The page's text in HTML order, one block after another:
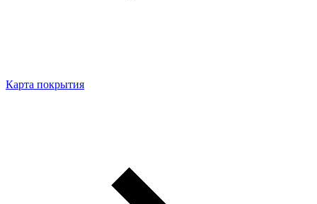
Карта покрытия